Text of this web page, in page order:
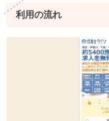
利用の流れ